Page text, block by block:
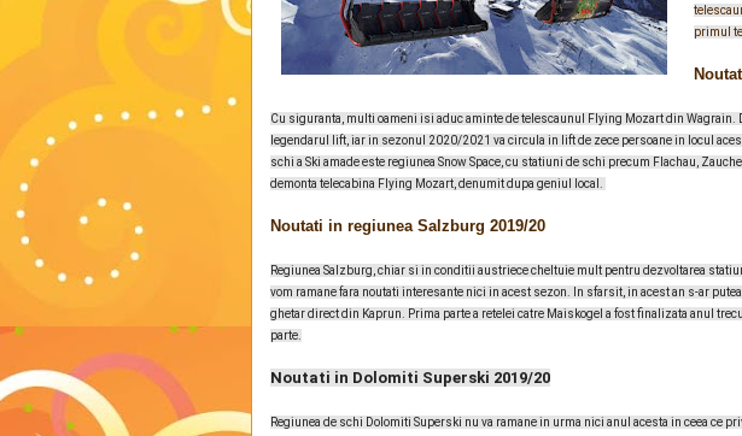
primul
Cu siguranta, multi oameni isi aduc aminte de telescaunul Flying Mozart din Wagrain.
legendarul lift, iar in sezonul 2020/2021 va circula in lift de zece persoane in locul
schi a Ski amade este regiunea Snow Space, cu statiuni de schi precum Flachau,
demonta telecabina Flying Mozart, denumit dupa geniul local.
Noutati in regiunea Salzburg 2019/20
Regiunea Salzburg, chiar si in conditii austriece cheltuie mult pentru dezvoltarea
vom ramane fara noutati interesante nici in acest sezon. In sfarsit, in acest an s-ar
ghetar direct din Kaprun. Prima parte a retelei catre Maiskogel a fost finalizata anul
parte.
Noutati in Dolomiti Superski 2019/20
Regiunea de schi Dolomiti Superski nu va ramane in urma nici anul acesta in ceea ce